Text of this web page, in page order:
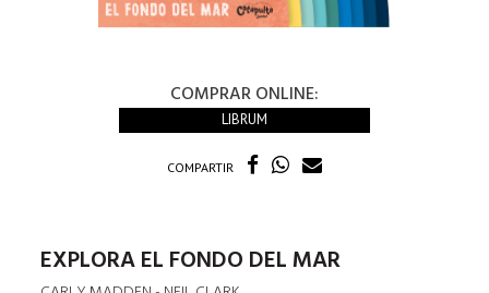
COMPRAR ONLINE:
LIBRUM
COMPARTIR
EXPLORA EL FONDO DEL MAR